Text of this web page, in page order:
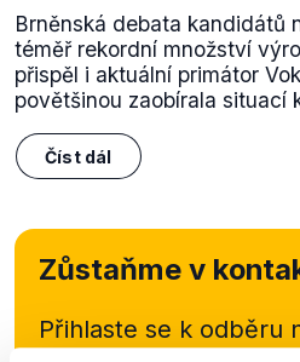
Brněnská debata kandidátů
téměř rekordní množství
přispěl i aktuální primátor
povětšinou zaobírala situací
Číst dál
Zůstaňme v
Přihlaste se k odběru